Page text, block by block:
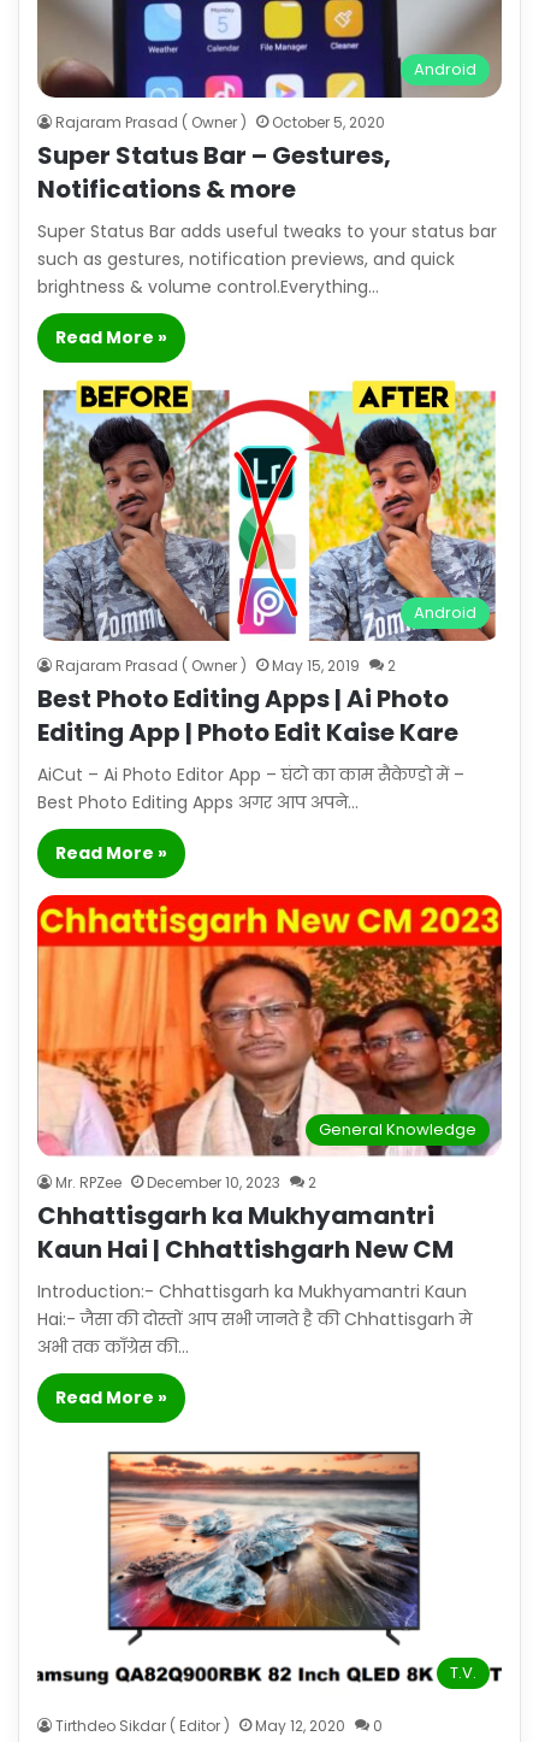
Android
Rajaram Prasad ( Owner ) October 5, 2020
Super Status Bar – Gestures,
Notifications & more
Super Status Bar adds useful tweaks to your status bar
such as gestures, notification previews, and quick
brightness & volume control.Everything…
Read More »
Android
Rajaram Prasad ( Owner ) May 15, 2019 2
Best Photo Editing Apps | Ai Photo
Editing App | Photo Edit Kaise Kare
AiCut – Ai Photo Editor App – घंटो का काम सैकेण्डो में –
Best Photo Editing Apps अगर आप अपने…
Read More »
General Knowledge
Mr. RPZee December 10, 2023 2
Chhattisgarh ka Mukhyamantri
Kaun Hai | Chhattishgarh New CM
Introduction:- Chhattisgarh ka Mukhyamantri Kaun
Hai:- जैसा की दोस्तों आप सभी जानते है की Chhattisgarh मे
अभी तक काँग्रेस की…
Read More »
T.V.
Tirthdeo Sikdar ( Editor ) May 12, 2020 0